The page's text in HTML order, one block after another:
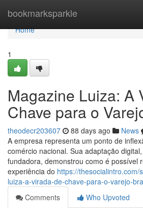
bookmarksparkle
Home
Home
1
Magazine Luiza: A
Chave para o
theodecr203607 88 days ago News
A empresa representa um ponto de
comércio nacional. Sua adaptação
fundadora, demonstrou como é possível
experiência do https://
luiza-a-virada-de-chave-para-o-varejo-
Comments
Who Upvoted